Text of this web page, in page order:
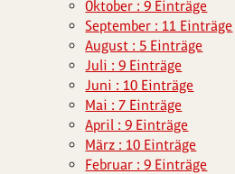
Oktober : 9 Einträge
September : 11 Einträge
August : 5 Einträge
Juli : 9 Einträge
Juni : 10 Einträge
Mai : 7 Einträge
April : 9 Einträge
März : 10 Einträge
Februar : 9 Einträge